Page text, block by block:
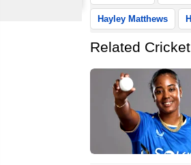
Hayley Matthews
Related